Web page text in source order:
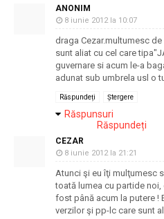
ANONIM
8 iunie 2012 la 10:07
draga Cezar.multumesc
sunt aliat cu cel care
guvernare si acum le-a
adunat sub umbrela usl o
Răspundeți Ștergere
Răspunsuri
Răspundeți
CEZAR
8 iunie 2012 la 21:21
Atunci şi eu îţi mulţumesc
toată lumea cu partide noi,
fost până acum la putere !
verzilor şi pp-lc care sunt